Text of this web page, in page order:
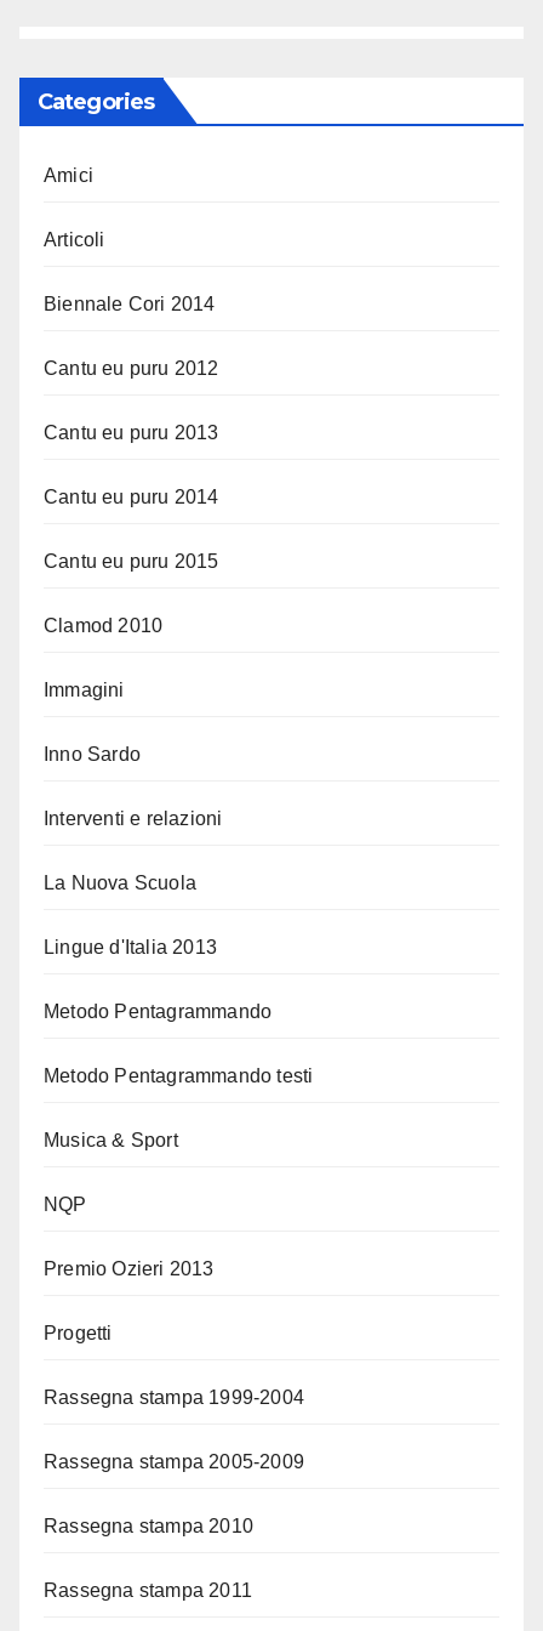
Categories
Amici
Articoli
Biennale Cori 2014
Cantu eu puru 2012
Cantu eu puru 2013
Cantu eu puru 2014
Cantu eu puru 2015
Clamod 2010
Immagini
Inno Sardo
Interventi e relazioni
La Nuova Scuola
Lingue d'Italia 2013
Metodo Pentagrammando
Metodo Pentagrammando testi
Musica & Sport
NQP
Premio Ozieri 2013
Progetti
Rassegna stampa 1999-2004
Rassegna stampa 2005-2009
Rassegna stampa 2010
Rassegna stampa 2011